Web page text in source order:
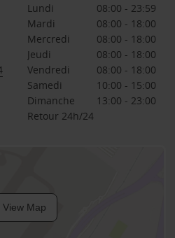
Lundi
08:00 - 23:59
Mardi
08:00 - 18:00
Mercredi
08:00 - 18:00
Jeudi
08:00 - 18:00
Vendredi
08:00 - 18:00
Samedi
10:00 - 15:00
Dimanche
13:00 - 23:00
Retour 24h/24
View Map